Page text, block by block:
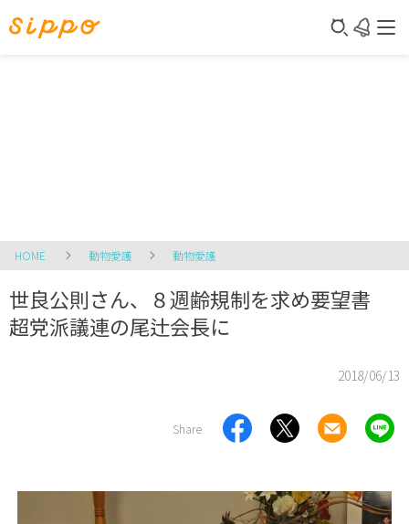
HOME 動物愛護 動物愛護
世良公則さん、８週齢規制を求め要望書
超党派議連の尾辻会長に
2018/06/13
Share